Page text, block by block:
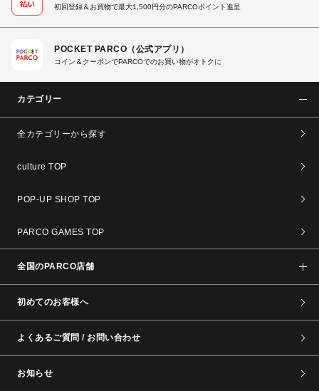
初回登録＆お買物で最大1,500円分のPARCOポイント進呈
POCKET PARCO（公式アプリ）
コイン＆クーポンでPARCOでのお買い物がオトクに
カテゴリー
全カテゴリーから探す
culture TOP
POP-UP SHOP TOP
PARCO GAMES TOP
全国のPARCO店舗
初めてのお客様へ
よくあるご質問 / お問い合わせ
お知らせ